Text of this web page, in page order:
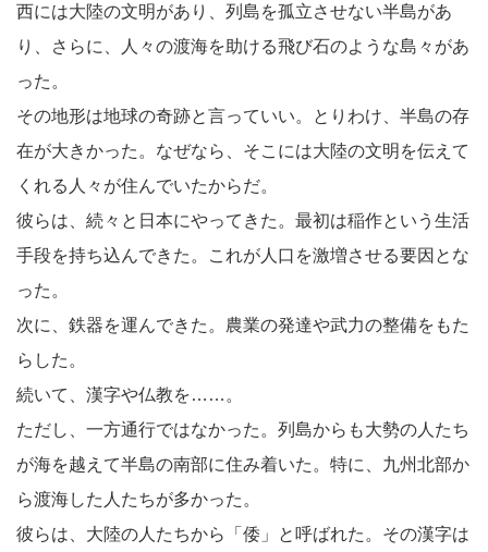
西には大陸の文明があり、列島を孤立させない半島があ
り、さらに、人々の渡海を助ける飛び石のような島々があ
った。
その地形は地球の奇跡と言っていい。とりわけ、半島の存
在が大きかった。なぜなら、そこには大陸の文明を伝えて
くれる人々が住んでいたからだ。
彼らは、続々と日本にやってきた。最初は稲作という生活
手段を持ち込んできた。これが人口を激増させる要因とな
った。
次に、鉄器を運んできた。農業の発達や武力の整備をもた
らした。
続いて、漢字や仏教を……。
ただし、一方通行ではなかった。列島からも大勢の人たち
が海を越えて半島の南部に住み着いた。特に、九州北部か
ら渡海した人たちが多かった。
彼らは、大陸の人たちから「倭」と呼ばれた。その漢字は